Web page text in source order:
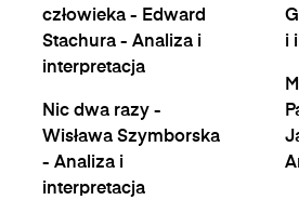
człowieka - Edward
Stachura - Analiza i
interpretacja
Nic dwa razy -
Wisława Szymborska
- Analiza i
interpretacja
i